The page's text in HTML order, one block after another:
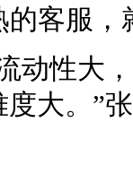
客服
动性大
大。”